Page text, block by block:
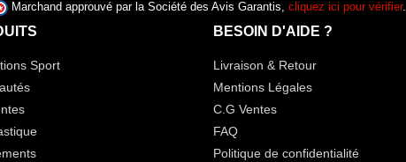
Marchand approuvé par la Société des Avis Garantis, cliquez ici pour vérifier.
Sport
BESOIN D'AIDE ?
Livraison & Retour
Mentions Légales
C.G Ventes
FAQ
Politique de confidentialité